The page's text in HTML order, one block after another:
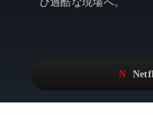
Netflix